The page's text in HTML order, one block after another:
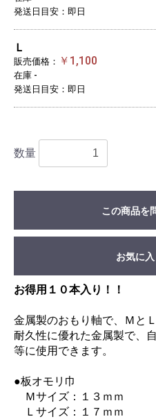
発送日目安：即日
Ｌ
販売価格： ￥1,100
在庫 -
発送日目安：即日
数量
この商品を
お気に
お得用１０本入り！！
金属製のおもり軸で、Ｍと
耐久性に優れた金属製で、
等に使用できます。
●板オモリ巾
Ｍサイズ：１３ｍｍ
Ｌサイズ：１７ｍｍ